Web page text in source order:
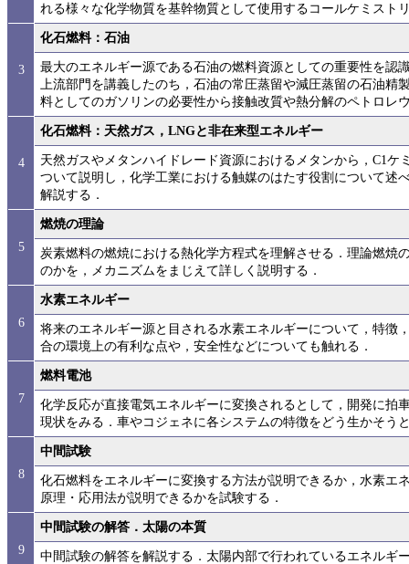
れる様々な化学物質を基幹物質として使用するコールケミスト
3
化石燃料：石油
最大のエネルギー源である石油の燃料資源としての重要性を認
上流部門を講義したのち，石油の常圧蒸留や減圧蒸留の石油
料としてのガソリンの必要性から接触改質や熱分解のペトロ
4
化石燃料：天然ガス，LNGと非在来型エネルギー
天然ガスやメタンハイドレード資源におけるメタンから，C1
ついて説明し，化学工業における触媒のはたす役割について述
解説する．
5
燃焼の理論
炭素燃料の燃焼における熱化学方程式を理解させる．理論燃焼
のかを，メカニズムをまじえて詳しく説明する．
6
水素エネルギー
将来のエネルギー源と目される水素エネルギーについて，特徴
合の環境上の有利な点や，安全性などについても触れる．
7
燃料電池
化学反応が直接電気エネルギーに変換されるとして，開発に拍
現状をみる．車やコジェネに各システムの特徴をどう生かそう
8
中間試験
化石燃料をエネルギーに変換する方法が説明できるか，水素エ
原理・応用法が説明できるかを試験する．
9
中間試験の解答．太陽の本質
中間試験の解答を解説する．太陽内部で行われているエネルギ